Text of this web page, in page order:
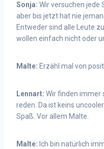
Sonja: Wir versuchen jede
aber bis jetzt hat nie
Entweder sind alle Leute
wollen einfach nicht oder
Malte: Erzähl mal von
Lennart: Wir finden immer
reden. Da ist keins
Spaß. Vor allem Malte.
Malte: Ich bin natürlich